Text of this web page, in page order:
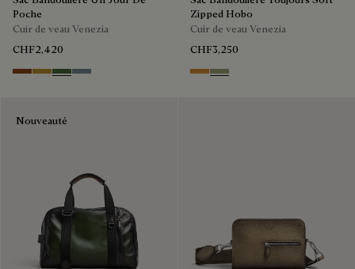
Poche
Cuir de veau Venezia
CHF2,420
Cacao Intenso
Mustard
Racing Green
Bleu Brume
Zipped Hobo
Cuir de veau Venezia
CHF3,250
Ice GoldSandstorm
Nouveauté